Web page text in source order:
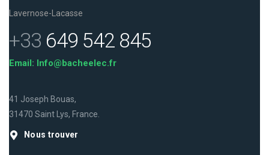
Lavernose-Lacasse
+33 649 542 845
Email: Info@bacheelec.fr
41 Joseph Bouas,
31470 Saint Lys, France.
Nous trouver